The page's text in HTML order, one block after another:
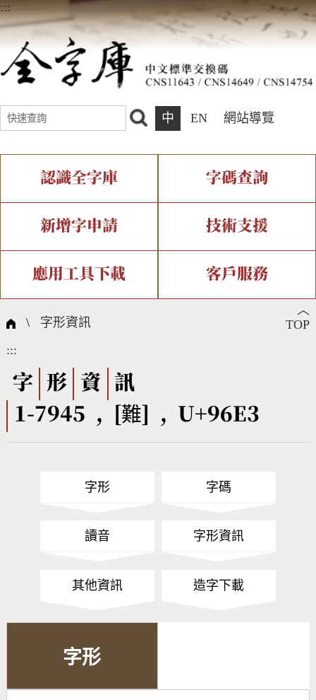
:::
中 EN 網站導覽
認識全字庫
全字庫介紹 全字庫現況
中文碼介紹 專有名詞介紹
國際字碼相關組織
字碼查詢
IDS查詢 部件查詢
複合查詢 注音查詢
筆畫查詢
筆順序查詢
CNS查詢 Unicode查詢
新增字申請
新字申請處理流程
技術支援
字形即時顯示 造字解決方案
全字庫授權 轉碼Web Service
應用工具下載
個人電腦造字處理工具
字形下載
客戶服務
問題集
熱門查詢統計
︿
TOP
\ 字形資訊
:::
字 形 資
訊
1-7945 , [難] , U+96E3
字形 字碼
讀音 字形資訊
其他資訊 造字下載
字形